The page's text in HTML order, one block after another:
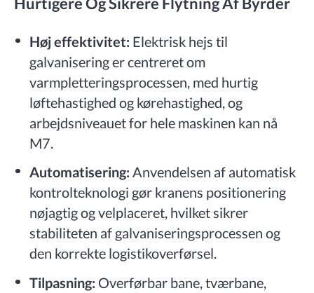
Høj effektivitet: Elektrisk hejs til
galvanisering er centreret om
varmpletteringsprocessen, med hurtig
løftehastighed og kørehastighed, og
arbejdsniveauet for hele maskinen kan nå
M7.
Automatisering: Anvendelsen af automatisk
kontrolteknologi gør kranens positionering
nøjagtig og velplaceret, hvilket sikrer
stabiliteten af galvaniseringsprocessen og
den korrekte logistikoverførsel.
Tilpasning: Overførbar bane, tværbane,